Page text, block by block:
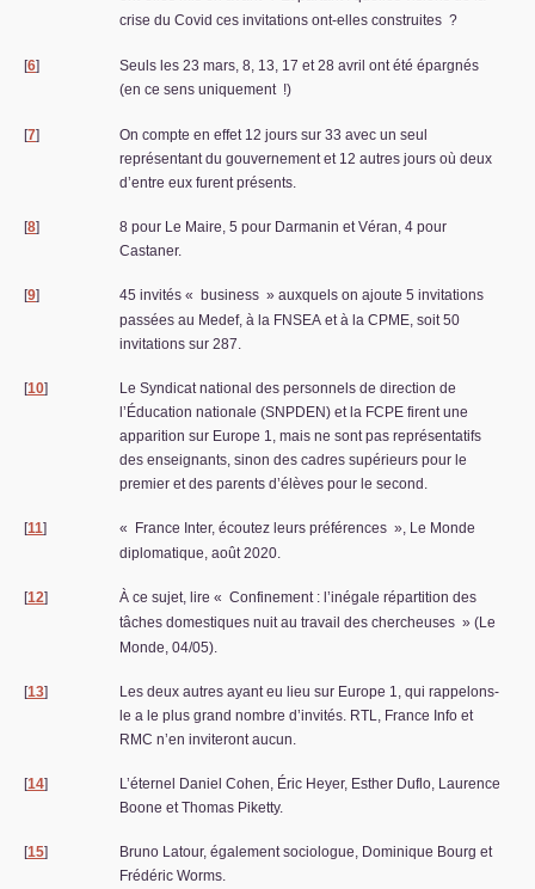
crise du Covid ces invitations ont-elles construites ?
[6]
Seuls les 23 mars, 8, 13, 17 et 28 avril ont été épargnés
(en ce sens uniquement !)
[7]
On compte en effet 12 jours sur 33 avec un seul
représentant du gouvernement et 12 autres jours où deux
d’entre eux furent présents.
[8]
8 pour Le Maire, 5 pour Darmanin et Véran, 4 pour
Castaner.
[9] 45 invités « business » auxquels on ajoute 5 invitations
passées au Medef, à la FNSEA et à la CPME , soit 50
invitations sur 287.
[10]
Le Syndicat national des personnels de direction de
l’Éducation nationale (SNPDEN) et la FCPE firent une
apparition sur Europe 1, mais ne sont pas représentatifs
des enseignants, sinon des cadres supérieurs pour le
premier et des parents d’élèves pour le second.
[11] « France Inter, écoutez leurs préférences », Le Monde
diplomatique, août 2020.
[12] À ce sujet, lire « Confinement : l’inégale répartition des
tâches domestiques nuit au travail des chercheuses » (Le
Monde, 04/05).
[13]
Les deux autres ayant eu lieu sur Europe 1, qui rappelons-
le a le plus grand nombre d’invités. RTL
, France Info et
RMC n’en inviteront aucun.
[14]
L’éternel Daniel Cohen, Éric Heyer, Esther Duflo, Laurence
Boone et Thomas Piketty.
[15]
Bruno Latour, également sociologue, Dominique Bourg et
Frédéric Worms.